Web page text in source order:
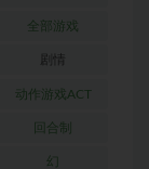
全部游戏
剧情
动作游戏ACT
回合制
幻